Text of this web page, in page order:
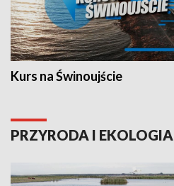
Kurs na Świnoujście
PRZYRODA I EKOLOGIA